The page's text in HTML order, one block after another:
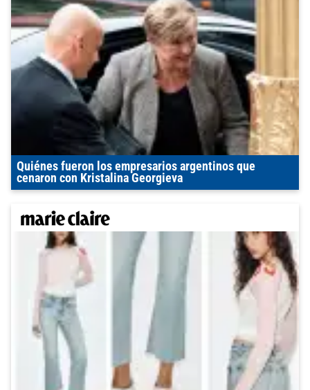
Quiénes fueron los empresarios argentinos que
cenaron con Kristalina Georgieva